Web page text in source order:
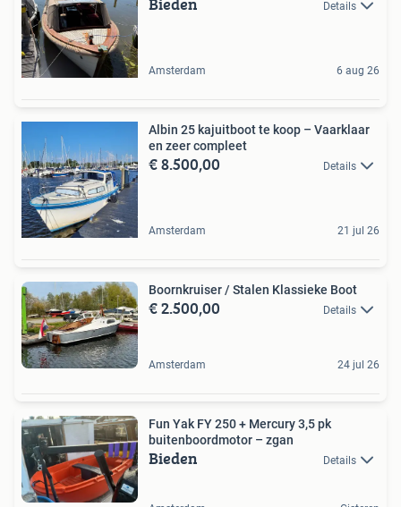
Details
Amsterdam 6 aug 26
Albin 25 kajuitboot te koop – Vaarklaar
en zeer compleet
€ 8.500,00 Details
Amsterdam 21 jul 26
Boornkruiser / Stalen Klassieke Boot
€ 2.500,00 Details
Amsterdam 24 jul 26
Fun Yak FY 250 + Mercury 3,5 pk
buitenboordmotor – zgan
Bieden Details